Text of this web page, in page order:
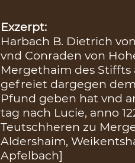
Exzerpt:
Harbach B. Dietrich
vnd Conraden von
Mergethaim des
gefreiet dargegen
Pfund geben hat vnd
tag nach Lucie, anno
Teutschheren zu
Aldershaim,
Apfelbach]